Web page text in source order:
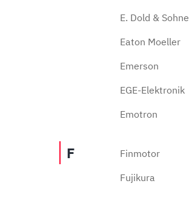
E. Dold & Sohne
Eaton Moeller
Emerson
EGE-Elektronik
Emotron
F Finmotor
Fujikura